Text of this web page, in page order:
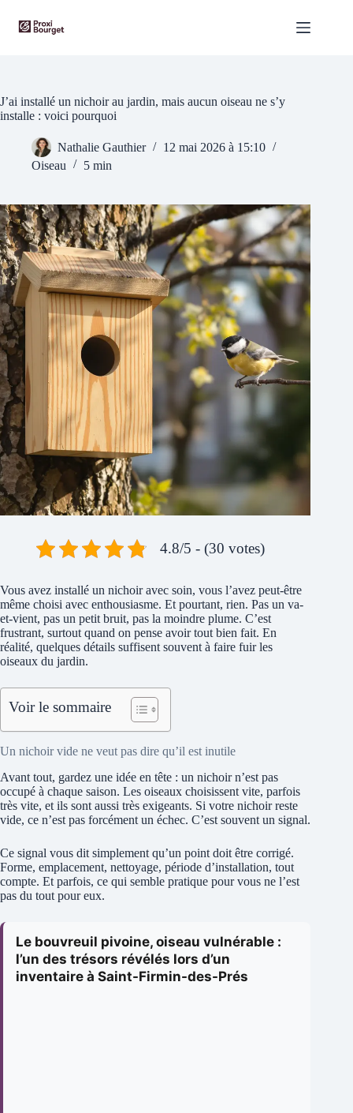
contenu
J’ai installé un nichoir au jardin, mais aucun oiseau ne s’y
installe : voici pourquoi
Nathalie Gauthier
12 mai 2026 à 15:10
Oiseau
5 min
4.8/5 - (30 votes)
Vous avez installé un nichoir avec soin, vous l’avez peut-être
même choisi avec enthousiasme. Et pourtant, rien. Pas un va-
et-vient, pas un petit bruit, pas la moindre plume. C’est
frustrant, surtout quand on pense avoir tout bien fait. En
réalité, quelques détails suffisent souvent à faire fuir les
oiseaux du jardin.
Voir le sommaire
Un nichoir vide ne veut pas dire qu’il est inutile
Avant tout, gardez une idée en tête : un nichoir n’est pas
occupé à chaque saison. Les oiseaux choisissent vite, parfois
très vite, et ils sont aussi très exigeants. Si votre nichoir reste
vide, ce n’est pas forcément un échec. C’est souvent un signal.
Ce signal vous dit simplement qu’un point doit être corrigé.
Forme, emplacement, nettoyage, période d’installation, tout
compte. Et parfois, ce qui semble pratique pour vous ne l’est
pas du tout pour eux.
Le bouvreuil pivoine, oiseau vulnérable :
l’un des trésors révélés lors d’un
inventaire à Saint-Firmin-des-Prés